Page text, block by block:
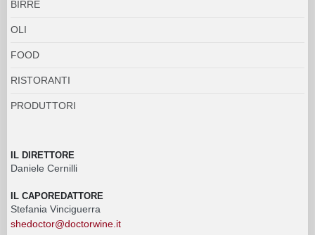
BIRRE
OLI
FOOD
RISTORANTI
PRODUTTORI
IL DIRETTORE
Daniele Cernilli
IL CAPOREDATTORE
Stefania Vinciguerra
shedoctor@doctorwine.it